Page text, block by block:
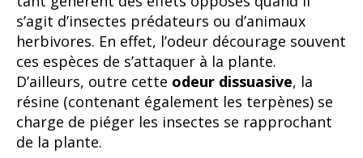
s’agit d’insectes prédateurs ou d’animaux
herbivores. En effet, l’odeur décourage souvent
ces espèces de s’attaquer à la plante.
D’ailleurs, outre cette odeur dissuasive, la
résine (contenant également les terpènes) se
charge de piéger les insectes se rapprochant
de la plante.